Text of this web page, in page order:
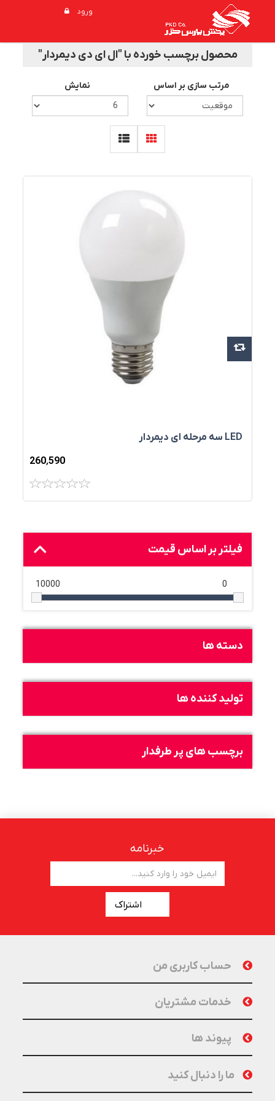
ورود
محصول برچسب خورده با "ال ای دی دیمردار"
مرتب سازی بر اساس نمایش
LED سه مرحله ای دیمردار
260٬590
فیلتر بر اساس قیمت
0
10000
دسته ها
تولید کننده ها
برچسب های پر طرفدار
خبرنامه
اشتراک
حساب کاربری من
خدمات مشتریان
پیوند ها
ما را دنبال کنید